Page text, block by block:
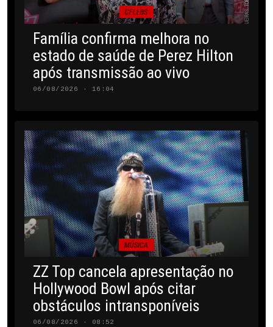
CELEBS
Família confirma melhora no
estado de saúde de Perez Hilton
após transmissão ao vivo
06/08/2026 · 16:04
MÚSICA
ZZ Top cancela apresentação no
Hollywood Bowl após citar
obstáculos intransponíveis
06/08/2026 · 08:52